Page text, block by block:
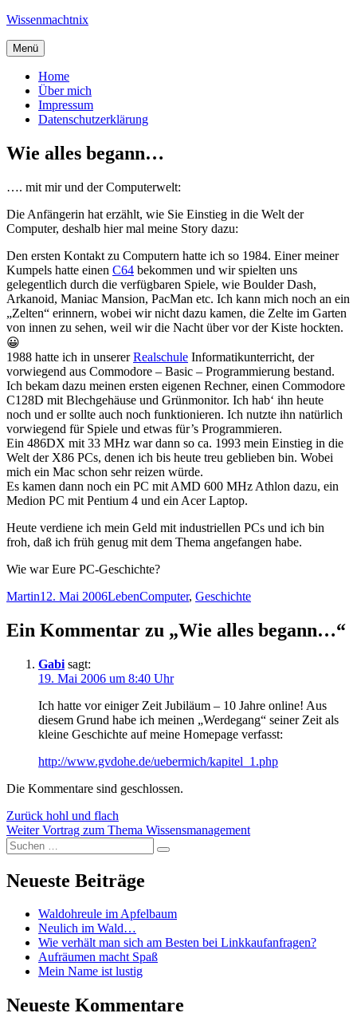
Zum
springen
Wissenmachtnix
Menü
Home
Über mich
Impressum
Datenschutzerklärung
Wie alles begann…
…. mit mir und der Computerwelt:
Die Anfängerin hat erzählt, wie Sie Einstieg in die Welt der
Computer, deshalb hier mal meine Story dazu:
Den ersten Kontakt zu Computern hatte ich so 1984. Einer meiner
Kumpels hatte einen C64 bekommen und wir spielten uns
gelegentlich durch die verfügbaren Spiele, wie Boulder Dash,
Arkanoid, Maniac Mansion, PacMan etc. Ich kann mich noch an ein
„Zelten“ erinnern, wobei wir nicht dazu kamen, die Zelte im Garten
von innen zu sehen, weil wir die Nacht über vor der Kiste hockten.
😀
1988 hatte ich in unsererRealschule Informatikunterricht, der
vorwiegend aus Commodore – Basic – Programmierung bestand.
Ich bekam dazu meinen ersten eigenen Rechner, einen Commodore
C128D mit Blechgehäuse und Grünmonitor. Ich hab‘ ihn heute
noch und er sollte auch noch funktionieren. Ich nutzte ihn natürlich
vorwiegend für Spiele und etwas für’s Programmieren.
Ein 486DX mit 33 MHz war dann so ca. 1993 mein Einstieg in die
Welt der X86 PCs, denen ich bis heute treu geblieben bin. Wobei
mich ein Mac schon sehr reizen würde.
Es kamen dann noch ein PC mit AMD 600 MHz Athlon dazu, ein
Medion PC mit Pentium 4 und ein Acer Laptop.
Heute verdiene ich mein Geld mit industriellen PCs und ich bin
froh, daß ich früh genug mit dem Thema angefangen habe.
Wie war Eure PC-Geschichte?
Autor
MartinVeröffentlicht
12. Mai 2006Kategorien
LebenSchlagwörter
Computer, Geschichte
Ein Kommentar zu „Wie alles begann…“
Gabi sagt:
19. Mai 2006 um 8:40 Uhr
Ich hatte vor einiger Zeit Jubiläum – 10 Jahre online! Aus
diesem Grund habe ich meinen „Werdegang“ seiner Zeit als
kleine Geschichte auf meine Homepage verfasst:
http://www.gvdohe.de/uebermich/kapitel_1.php
Die Kommentare sind geschlossen.
Beitragsnavigation
Zurück Vorheriger
Beitrag:
hohl und flach
Weiter Nächster
Beitrag:
Vortrag zum Thema Wissensmanagement
Suchen
nach:
Suchen
Neueste Beiträge
Waldohreule im Apfelbaum
Neulich im Wald…
Wie verhält man sich am Besten bei Linkkaufanfragen?
Aufräumen macht Spaß
Mein Name ist lustig
Neueste Kommentare